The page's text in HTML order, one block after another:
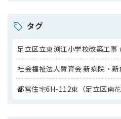
タグ
足立区立東渕江小学校改築工事
社会福祉法人賛育会 新病院・
都営住宅6H-112東（足立区南